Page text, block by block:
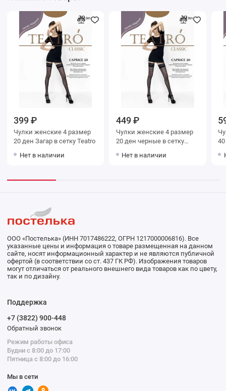
399 ₽
Чулки женские 4 размер
20 ден Загар в сетку Teatro
Нет в наличии
449 ₽
Чулки женские 4 размер
20 ден черные в сетку
Нет в наличии
Чулки
ООО «Постелька» (ИНН 7017486222, ОГРН 1217000006816). Все
указанные цены и информация о товаре размещенная на данном
сайте, носят информационный характер и не являются публичной
офертой (в соответствии со ст. 437 ГК РФ). Изображения товаров
могут отличаться от реального внешнего вида товаров как по цвету,
так и по дизайну.
Поддержка
+7 (3822) 900-448
Обратный звонок
Режим работы офиса
Будни с 8:00 до 17:00
Пятница с 8:00 до 16:00
Мы в сети